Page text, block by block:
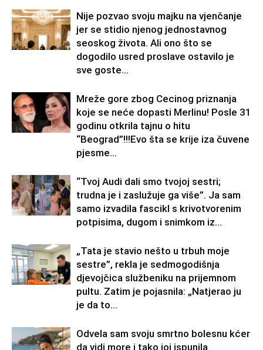
Nije pozvao svoju majku na vjenčanje
jer se stidio njenog jednostavnog
seoskog života. Ali ono što se
dogodilo usred proslave ostavilo je
sve goste...
Mreže gore zbog Cecinog priznanja
koje se neće dopasti Merlinu! Posle 31
godinu otkrila tajnu o hitu
“Beograd”!!!Evo šta se krije iza čuvene
pjesme...
“Tvoj Audi dali smo tvojoj sestri;
trudna je i zaslužuje ga više”. Ja sam
samo izvadila fascikl s krivotvorenim
potpisima, dugom i snimkom iz...
„Tata je stavio nešto u trbuh moje
sestre”, rekla je sedmogodišnja
djevojčica službeniku na prijemnom
pultu. Zatim je pojasnila: „Natjerao ju
je da to...
Odvela sam svoju smrtno bolesnu kćer
da vidi more i tako joj ispunila